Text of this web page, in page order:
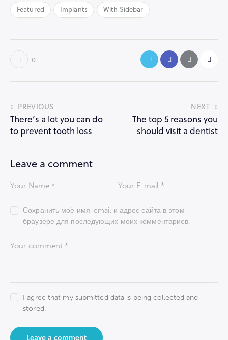
Featured Implants With Sidebar
0
Навигация
по
записям
PREVIOUS
There’s a lot you can do
to prevent tooth loss
NEXT
The top 5 reasons you
should visit a dentist
Leave a comment
Сохранить моё имя, email и адрес сайта в этом
браузере для последующих моих комментариев.
I agree that my submitted data is being collected and
stored.